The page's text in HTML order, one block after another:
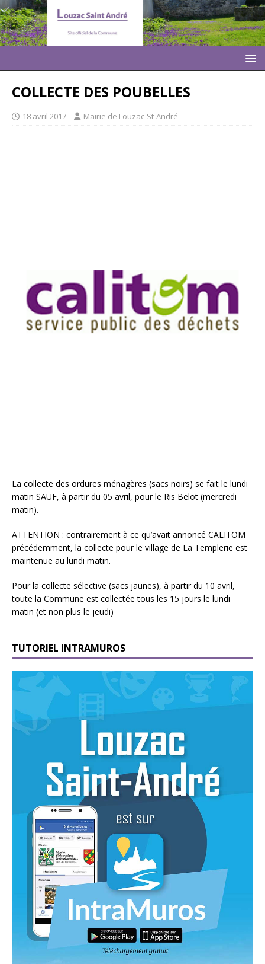
COLLECTE DES POUBELLES
18 avril 2017 Mairie de Louzac-St-André
La collecte des ordures ménagères (sacs noirs) se fait le lundi
matin SAUF, à partir du 05 avril, pour le Ris Belot (mercredi
matin).
ATTENTION : contrairement à ce qu’avait annoncé CALITOM
précédemment, la collecte pour le village de La Templerie est
maintenue au lundi matin.
Pour la collecte sélective (sacs jaunes), à partir du 10 avril,
toute la Commune est collectée tous les 15 jours le lundi
matin (et non plus le jeudi)
TUTORIEL INTRAMUROS